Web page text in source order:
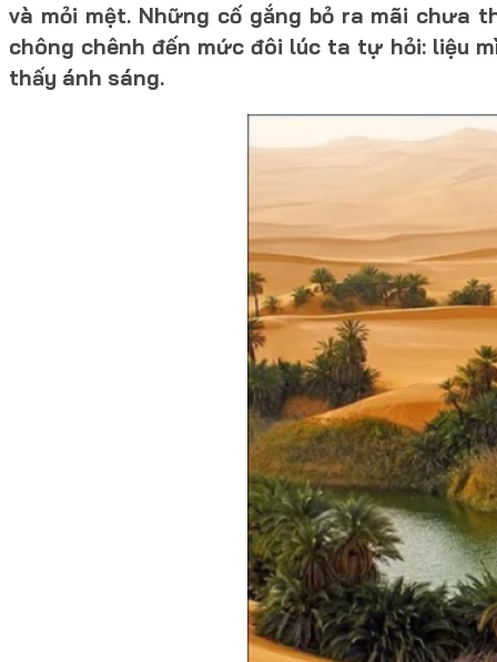
và mỏi mệt. Những cố gắng bỏ ra mãi chưa
chông chênh đến mức đôi lúc ta tự hỏi: liệu
thấy ánh sáng.